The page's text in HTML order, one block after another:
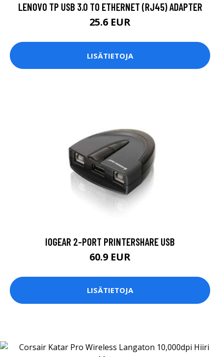
LENOVO TP USB 3.0 TO ETHERNET (RJ45) ADAPTER
25.6 EUR
LISÄTIETOJA
IOGEAR 2-PORT PRINTERSHARE USB
60.9 EUR
LISÄTIETOJA